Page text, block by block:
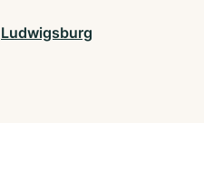
Ludwigsburg